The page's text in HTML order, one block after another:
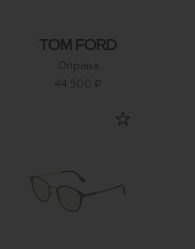
Оправа
44 500 ₽